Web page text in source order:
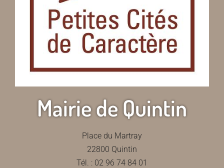
Mairie de Quintin
Place du Martray
22800 Quintin
Tél. : 02 96 74 84 01